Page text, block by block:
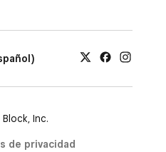
Inc.
de privacidad